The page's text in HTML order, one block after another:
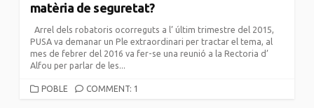
matèria de seguretat?
Arrel dels robatoris ocorreguts a l’ últim trimestre del 2015,
PUSA va demanar un Ple extraordinari per tractar el tema, al
mes de febrer del 2016 va fer-se una reunió a la Rectoria d’
Alfou per parlar de les...
CATEGORIES
POBLE COMMENT: 1